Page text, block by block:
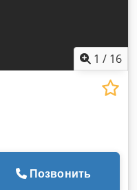
1 / 16
Позвонить